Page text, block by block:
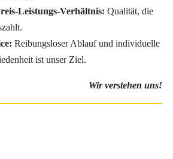
Leistungs-Verhältnis: Qualität, die
Reibungsloser Ablauf und individuelle
ist unser Ziel.
Wir verstehen uns!